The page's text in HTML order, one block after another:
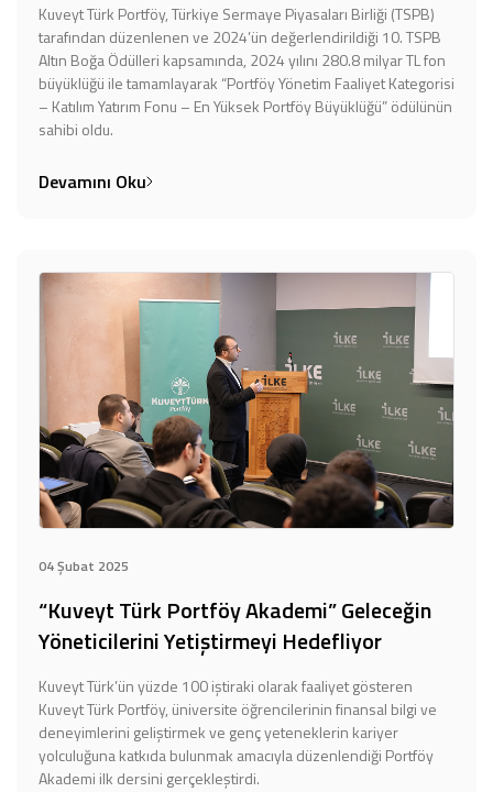
Kuveyt Türk Portföy, Türkiye Sermaye Piyasaları Birliği (TSPB)
tarafından düzenlenen ve 2024’ün değerlendirildiği 10. TSPB
Altın Boğa Ödülleri kapsamında, 2024 yılını 280.8 milyar TL fon
büyüklüğü ile tamamlayarak “Portföy Yönetim Faaliyet Kategorisi
– Katılım Yatırım Fonu – En Yüksek Portföy Büyüklüğü” ödülünün
sahibi oldu.
Devamını Oku
04 Şubat 2025
“Kuveyt Türk Portföy Akademi” Geleceğin
Yöneticilerini Yetiştirmeyi Hedefliyor
Kuveyt Türk’ün yüzde 100 iştiraki olarak faaliyet gösteren
Kuveyt Türk Portföy, üniversite öğrencilerinin finansal bilgi ve
deneyimlerini geliştirmek ve genç yeteneklerin kariyer
yolculuğuna katkıda bulunmak amacıyla düzenlendiği Portföy
Akademi ilk dersini gerçekleştirdi.